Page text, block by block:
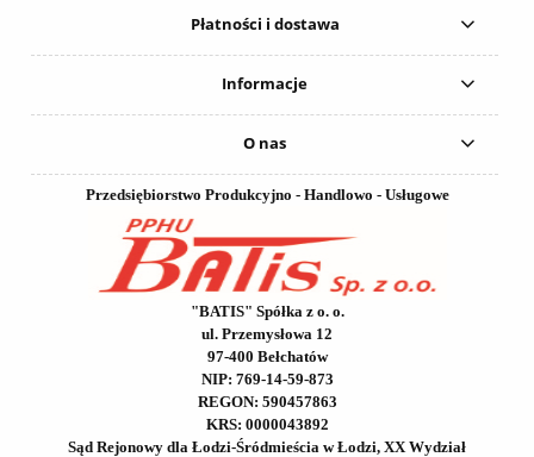
Płatności i dostawa
Informacje
O nas
Przedsiębiorstwo Produkcyjno - Handlowo - Usługowe
"BATIS" Spółka z o. o.
ul. Przemysłowa 12
97-400 Bełchatów
NIP: 769-14-59-873
REGON: 590457863
KRS: 0000043892
Sąd Rejonowy dla Łodzi-Śródmieścia w Łodzi, XX Wydział